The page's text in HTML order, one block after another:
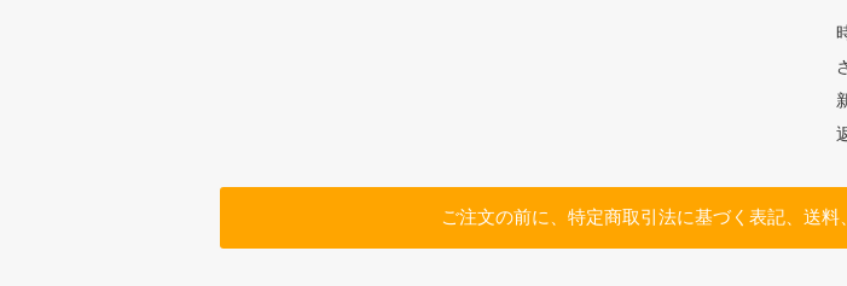
ご注文の前に、特定商取引法に基づく表記、送料